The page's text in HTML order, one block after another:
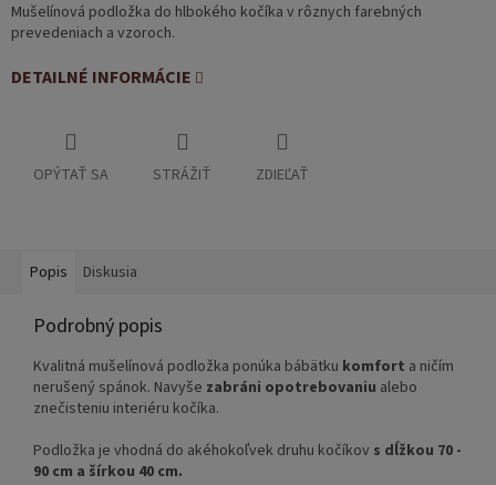
Mušelínová podložka do hlbokého kočíka v rôznych farebných
prevedeniach a vzoroch.
DETAILNÉ INFORMÁCIE
OPÝTAŤ SA STRÁŽIŤ ZDIEĽAŤ
Popis Diskusia
Podrobný popis
Kvalitná mušelínová podložka ponúka bábätku komfort a ničím
nerušený spánok. Navyše zabráni opotrebovaniu alebo
znečisteniu interiéru kočíka.
Podložka je vhodná do akéhokoľvek druhu kočíkov s dĺžkou 70 -
90 cm a šírkou 40 cm.